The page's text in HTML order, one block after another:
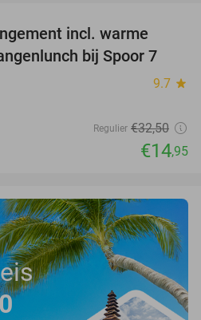
incl. warme
bij Spoor 7
9.7 star
Regulier €32,50
€14,95